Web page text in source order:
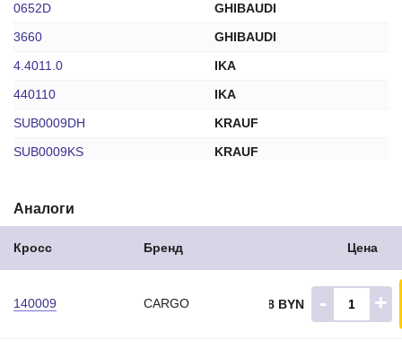
0652D
GHIBAUDI
3660
GHIBAUDI
4.4011.0
IKA
440110
IKA
SUB0009DH
KRAUF
SUB0009KS
KRAUF
TT41028
Аналоги
Кросс Бренд Цена
140009 CARGO 6.48 BYN - +